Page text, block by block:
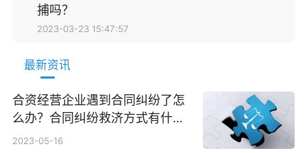
捕吗？
2023-03-23 15:47:57
最新资讯
合资经营企业遇到合同纠纷了怎
么办？合同纠纷救济方式有什
么？
2023-05-16